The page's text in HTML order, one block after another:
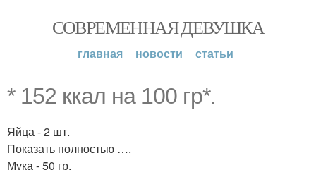
СОВРЕМЕННАЯ ДЕВУШКА
главная новости статьи
* 152 ккал на 100 гр*.
Яйца - 2 шт.
Показать полностью ….
Мука - 50 гр.